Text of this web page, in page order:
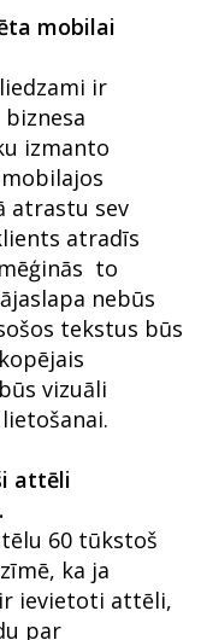
mobilai
ir
izmanto
atrastu sev
atradīs
to
nebūs
tekstus būs
vizuāli
attēli
60 tūkstoš
ka ja
ievietoti attēli,
par